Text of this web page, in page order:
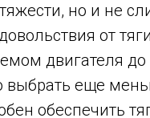
но и не
от
двигателя до
выбрать еще
обеспечить